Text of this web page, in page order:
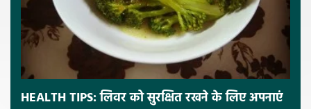
HEALTH TIPS: लिवर को सुरक्षित रखने के लिए अपनाएं